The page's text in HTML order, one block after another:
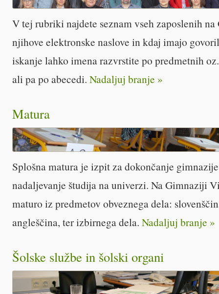
V tej rubriki najdete seznam vseh zaposlenih
njihove elektronske naslove in kdaj imajo
iskanje lahko imena razvrstite po predmetnih
ali pa po abecedi. Nadaljuj branje »
Matura
Splošna matura je izpit za dokončanje
nadaljevanje študija na univerzi. Na Gimnaziji
maturo iz predmetov obveznega dela:
angleščina, ter izbirnega dela. Nadaljuj branje »
Šolske službe in šolski organi